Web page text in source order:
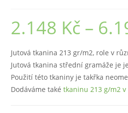
2.148 Kč –
Jutová tkanina 213 gr/m2, role v
Jutová tkanina střední gramáže je
Použití této tkaniny je takřka
Dodáváme takétkaninu 213 g/m2